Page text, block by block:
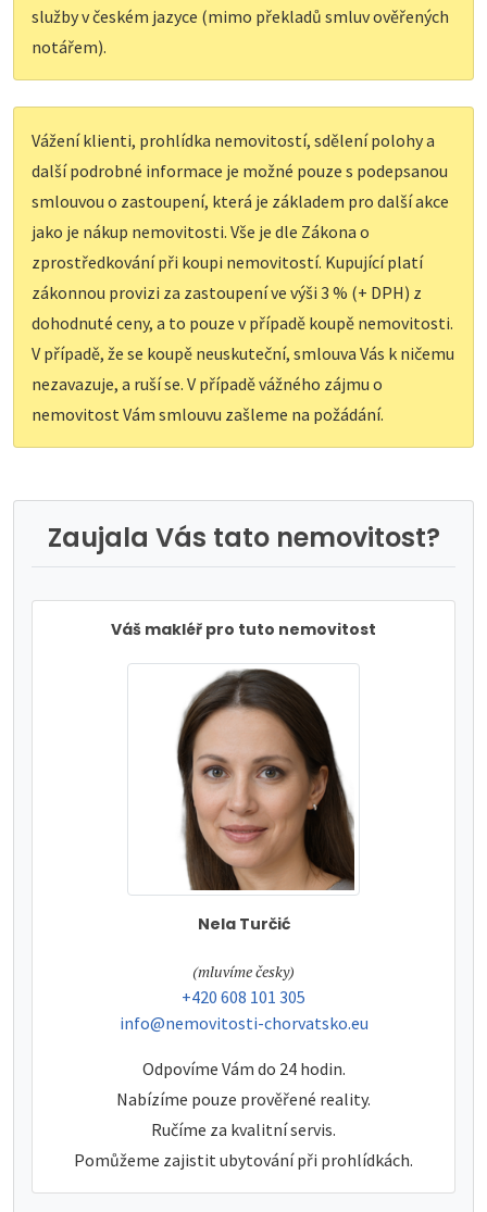
služby v českém jazyce (mimo překladů smluv ověřených
notářem).
Vážení klienti, prohlídka nemovitostí, sdělení polohy a
další podrobné informace je možné pouze s podepsanou
smlouvou o zastoupení, která je základem pro další akce
jako je nákup nemovitosti. Vše je dle Zákona o
zprostředkování při koupi nemovitostí. Kupující platí
zákonnou provizi za zastoupení ve výši 3 % (+ DPH) z
dohodnuté ceny, a to pouze v případě koupě nemovitosti.
V případě, že se koupě neuskuteční, smlouva Vás k ničemu
nezavazuje, a ruší se. V případě vážného zájmu o
nemovitost Vám smlouvu zašleme na požádání.
Zaujala Vás tato nemovitost?
Váš makléř pro tuto nemovitost
Nela Turčić
tel:
(mluvíme česky)
tel:
+420 608 101 305
e-mail:
info@nemovitosti-chorvatsko.eu
Odpovíme Vám do 24 hodin.
Nabízíme pouze prověřené reality.
Ručíme za kvalitní servis.
Pomůžeme zajistit ubytování při prohlídkách.